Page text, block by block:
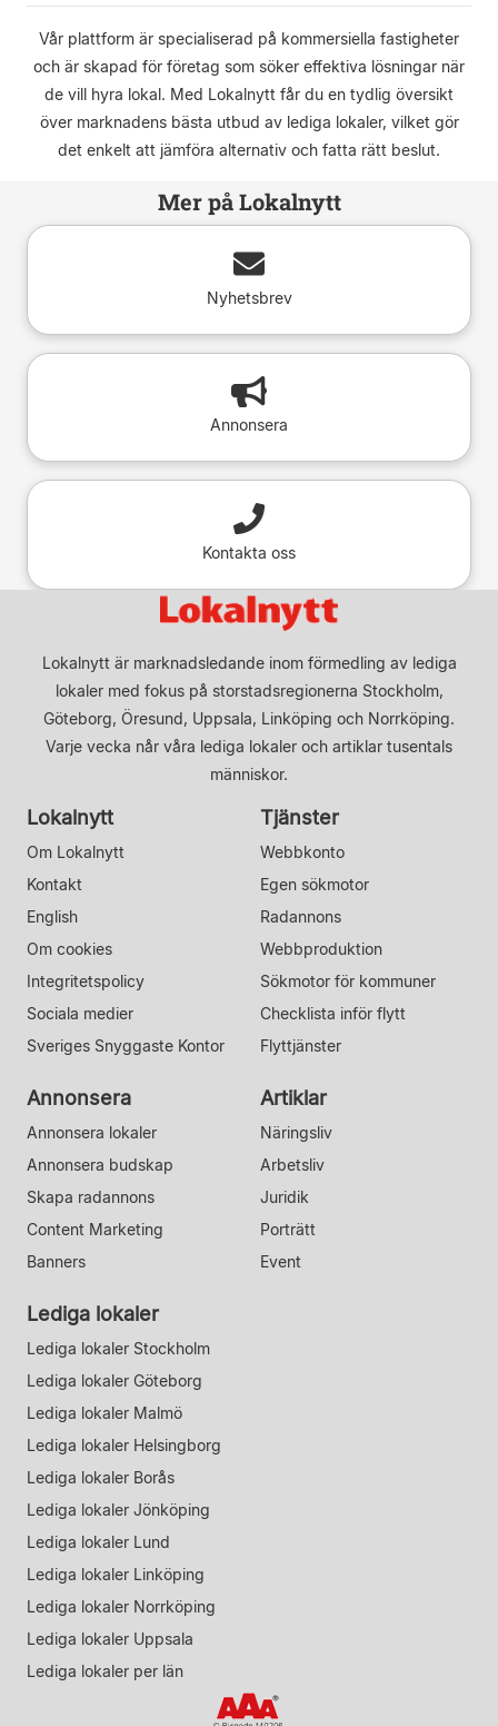
Vår plattform är specialiserad på kommersiella fastigheter
och är skapad för företag som söker effektiva lösningar när
de vill hyra lokal. Med Lokalnytt får du en tydlig översikt
över marknadens bästa utbud av lediga lokaler, vilket gör
det enkelt att jämföra alternativ och fatta rätt beslut.
Mer på Lokalnytt
Nyhetsbrev
Annonsera
Kontakta oss
Lokalnytt är marknadsledande inom förmedling av lediga
lokaler med fokus på storstadsregionerna Stockholm,
Göteborg, Öresund, Uppsala, Linköping och Norrköping.
Varje vecka når våra lediga lokaler och artiklar tusentals
människor.
Lokalnytt
Om Lokalnytt
Kontakt
English
Om cookies
Integritetspolicy
Sociala medier
Sveriges Snyggaste Kontor
Tjänster
Webbkonto
Egen sökmotor
Radannons
Webbproduktion
Sökmotor för kommuner
Checklista inför flytt
Flyttjänster
Annonsera
Annonsera lokaler
Annonsera budskap
Skapa radannons
Content Marketing
Banners
Artiklar
Näringsliv
Arbetsliv
Juridik
Porträtt
Event
Lediga lokaler
Lediga lokaler Stockholm
Lediga lokaler Göteborg
Lediga lokaler Malmö
Lediga lokaler Helsingborg
Lediga lokaler Borås
Lediga lokaler Jönköping
Lediga lokaler Lund
Lediga lokaler Linköping
Lediga lokaler Norrköping
Lediga lokaler Uppsala
Lediga lokaler per län